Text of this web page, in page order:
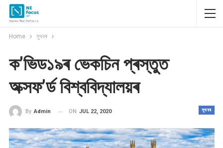
Home সুখবৰ
ক’ভিড১৯ৰ ভেকচিন প্ৰস্তুত
অক্সফ’ৰ্ড বিশ্ববিদ্যালয়ৰ
সুখবৰ
By Admin ON JUL 22, 2020